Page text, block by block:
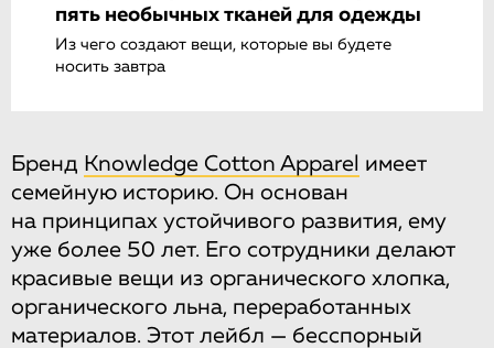
пять необычных тканей для одежды
Из чего создают вещи, которые вы будете
носить завтра
Бренд Knowledge Cotton Apparel имеет
семейную историю. Он основан
на принципах устойчивого развития, ему
уже более 50 лет. Его сотрудники делают
красивые вещи из органического хлопка,
органического льна, переработанных
материалов. Этот лейбл — бесспорный